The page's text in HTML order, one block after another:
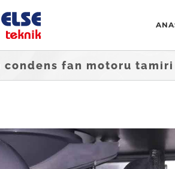
condens fan motoru tamiri